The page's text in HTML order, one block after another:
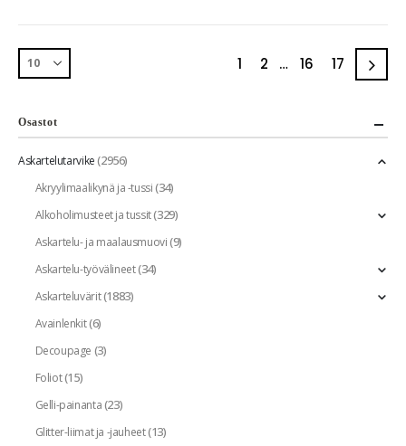
1 2 … 16 17
Osastot
Askartelutarvike(2956)
Akryylimaalikynä ja -tussi(34)
Alkoholimusteet ja tussit(329)
Askartelu- ja maalausmuovi(9)
Askartelu-työvälineet(34)
Askarteluvärit(1883)
Avainlenkit(6)
Decoupage (3)
Foliot(15)
Gelli-painanta(23)
Glitter-liimat ja -jauheet(13)